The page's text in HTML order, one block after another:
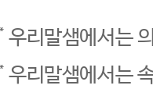
우리말샘에서는
우리말샘에서는